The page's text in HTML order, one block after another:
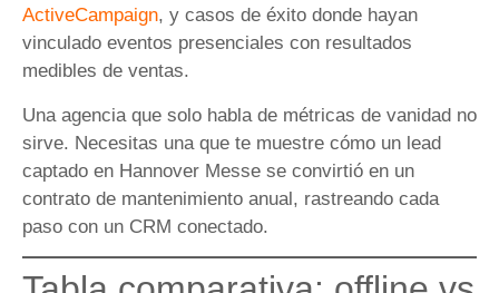
ActiveCampaign, y casos de éxito donde hayan
vinculado eventos presenciales con resultados
medibles de ventas.
Una agencia que solo habla de métricas de vanidad no
sirve. Necesitas una que te muestre cómo un lead
captado en Hannover Messe se convirtió en un
contrato de mantenimiento anual, rastreando cada
paso con un CRM conectado.